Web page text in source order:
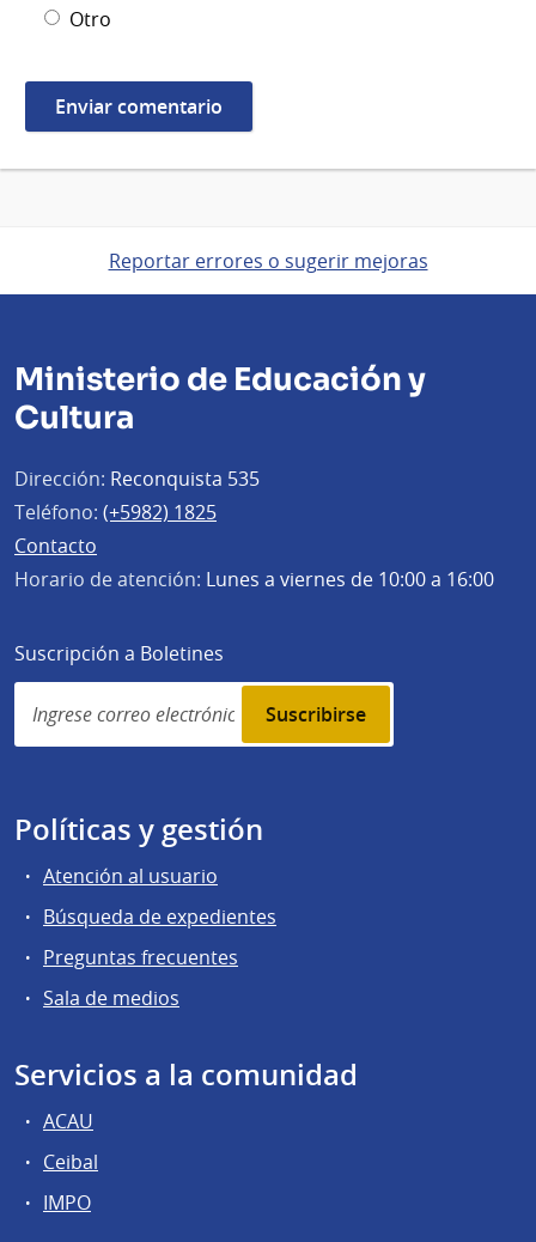
Otro
Reportar errores o sugerir mejoras
Ministerio de Educación y
Cultura
Dirección: Reconquista 535
Teléfono: (+5982) 1825
Contacto
Horario de atención: Lunes a viernes de 10:00 a 16:00
Suscripción a Boletines
Simplenews
subscription
Políticas y gestión
Atención al usuario
Búsqueda de expedientes
Preguntas frecuentes
Sala de medios
Servicios a la comunidad
ACAU
Ceibal
IMPO